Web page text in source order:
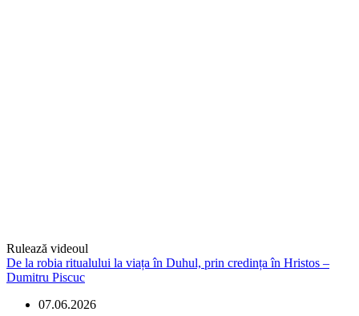
Rulează videoul
De la robia ritualului la viața în Duhul, prin credința în Hristos –
Dumitru Piscuc
07.06.2026